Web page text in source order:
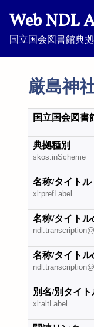
Web NDL
国立国会図書館典
厳島神
国立国会図書
典拠種別
skos:inScheme
名称/タイトル
xl:prefLabel
名称/タイト
名称/タイト
別名/別タイト
xl:altLabel